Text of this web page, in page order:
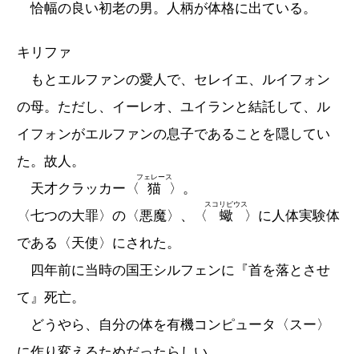
恰幅の良い初老の男。人柄が体格に出ている。
キリファ
もとエルファンの愛人で、セレイエ、ルイフォン
の母。ただし、イーレオ、ユイランと結託して、ル
イフォンがエルファンの息子であることを隠してい
た。故人。
天才クラッカー〈
猫
フェレース
〉。
〈七つの大罪〉の〈悪魔〉、〈
蠍
スコリピウス
〉に人体実験体
である〈天使〉にされた。
四年前に当時の国王シルフェンに『首を落とさせ
て』死亡。
どうやら、自分の体を有機コンピュータ〈スー〉